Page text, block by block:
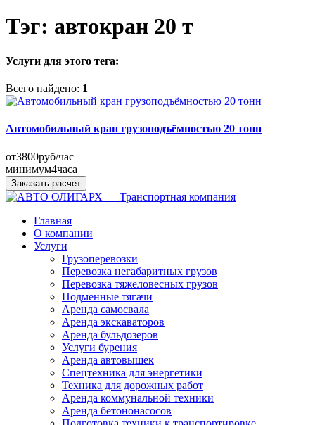
Тэг: автокран 20 т
Услуги для этого тега:
Всего найдено: 1
Автомобильный кран грузоподъёмностью 20 тонн
от3800руб/час
минимум4часа
Заказать расчет
Главная
О компании
Услуги
Грузоперевозки
Перевозка негабаритных грузов
Перевозка тяжеловесных грузов
Подменные тягачи
Аренда самосвала
Аренда экскаваторов
Аренда бульдозеров
Услуги бурения
Аренда автовышек
Спецтехника для энергетики
Техника для дорожных работ
Аренда коммунальной техники
Аренда бетононасосов